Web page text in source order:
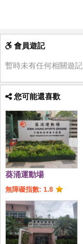
會員遊記
暫時未有任何相關遊記
您可能還喜歡
葵涌運動場
無障礙指數: 1.8